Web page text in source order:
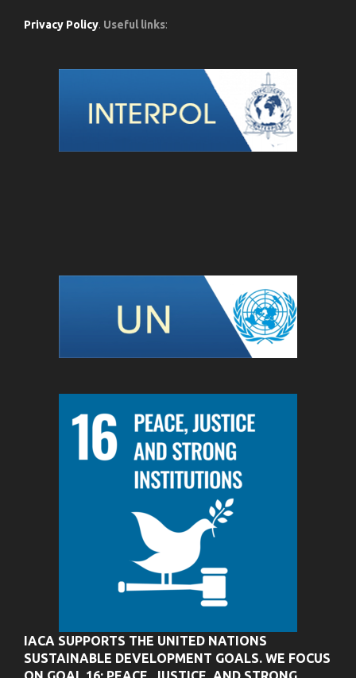
Privacy Policy. Useful links:
IACA SUPPORTS THE UNITED NATIONS
SUSTAINABLE DEVELOPMENT GOALS. WE FOCUS